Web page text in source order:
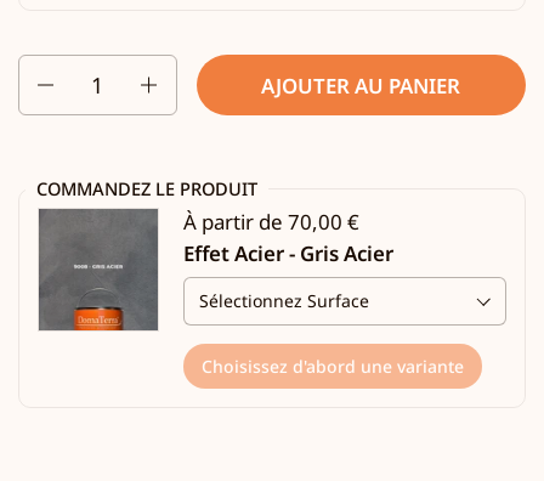
AJOUTER AU PANIER
COMMANDEZ LE PRODUIT
À partir de 70,00 €
Effet Acier - Gris Acier
Choisissez d'abord une variante